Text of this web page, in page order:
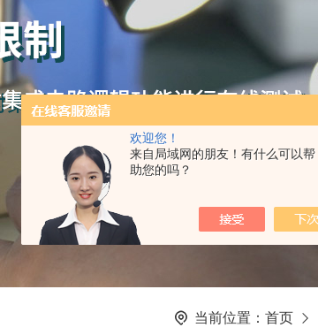
欢迎您！
来自局域网的朋友！有什么可以帮
助您的吗？
当前位置： 首页